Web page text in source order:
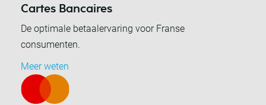
Cartes Bancaires
De optimale betaalervaring voor Franse
consumenten.
Meer weten